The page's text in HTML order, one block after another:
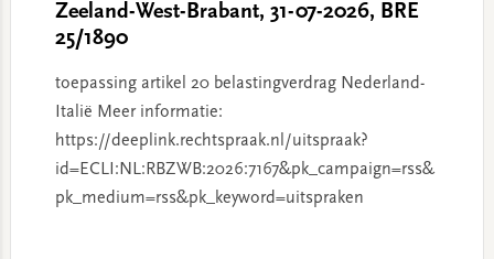
Zeeland-West-Brabant, 31-07-2026, BRE
25/1890
toepassing artikel 20 belastingverdrag Nederland-
Italië Meer informatie:
https://deeplink.rechtspraak.nl/uitspraak?
id=ECLI:NL:RBZWB:2026:7167&pk_campaign=rss&
pk_medium=rss&pk_keyword=uitspraken